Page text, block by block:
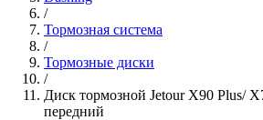
/
Тормозная система
/
Тормозные диски
/
Диск тормозной Jetour X90 Plus/
передний